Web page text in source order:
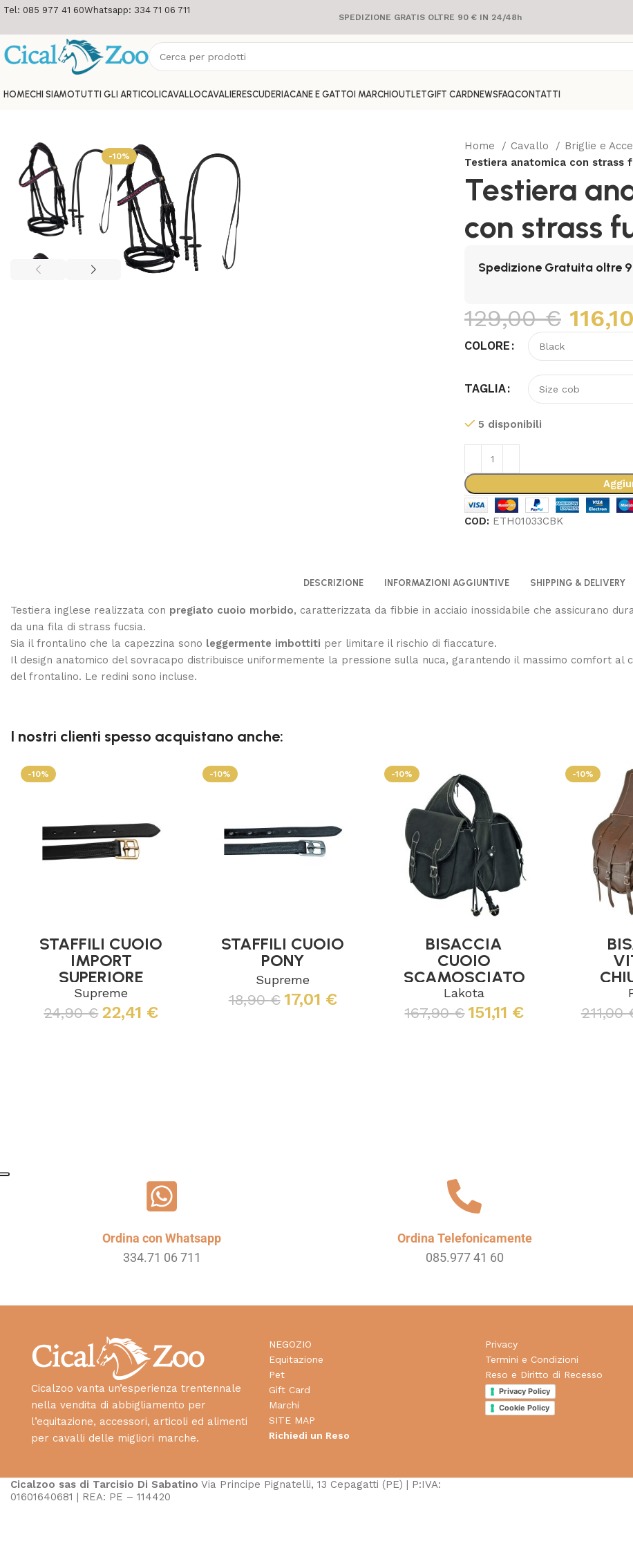
Tel: 085 977 41 60Whatsapp: 334 71 06 711
SPEDIZIONE GRATIS OLTRE 90 € IN 24/48h
HOMECHI SIAMOTUTTI GLI ARTICOLI CAVALLOCAVALIERESCUDERIACANE E GATTO I MARCHI OUTLETGIFT CARD NEWS FAQCONTATTI
-10%
Home Cavallo Briglie e
Testiera anatomica con strass
Testiera
con strass
Spedizione Gratuita oltre
129,00€ 116,10
COLORE
TAGLIA
5 disponibili
COD: ETH01033CBK
DESCRIZIONE INFORMAZIONI AGGIUNTIVE SHIPPING & DELIVERY
Testiera inglese realizzata con pregiato cuoio morbido, caratterizzata da fibbie in acciaio inossidabile che assicurano
da una fila di strass fucsia.
Sia il frontalino che la capezzina sono leggermente imbottiti per limitare il rischio di fiaccature.
Il design anatomico del sovracapo distribuisce uniformemente la pressione sulla nuca, garantendo il massimo comfort
del frontalino. Le redini sono incluse.
I nostri clienti spesso acquistano anche:
-10%
STAFFILI CUOIO
IMPORT
SUPERIORE
Supreme
24,90€ 22,41 €
-10%
STAFFILI CUOIO
PONY
Supreme
18,90€ 17,01 €
-10%
BISACCIA
CUOIO
SCAMOSCIATO
2 TASCHE
Lakota
167,90€ 151,11 €
-10%
211,00
Ordina con Whatsapp
334.71 06 711
Ordina Telefonicamente
085.977 41 60
Cicalzoo vanta un’esperienza trentennale
nella vendita di abbigliamento per
l’equitazione, accessori, articoli ed alimenti
per cavalli delle migliori marche.
NEGOZIO
Equitazione
Pet
Gift Card
Marchi
SITE MAP
Richiedi un Reso
Privacy
Termini e Condizioni
Reso e Diritto di Recesso
Privacy Policy
Cookie Policy
Cicalzoo sas di Tarcisio Di Sabatino Via Principe Pignatelli, 13 Cepagatti (PE) | P:IVA:
01601640681 | REA: PE – 114420